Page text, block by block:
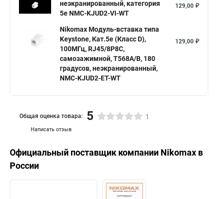
неэкранированный, категория
5e NMC-KJUD2-VI-WT
129,00 ₽
Nikomax Модуль-вставка типа
Keystone, Кат.5е (Класс D),
100МГц, RJ45/8P8C,
самозажимной, T568A/B, 180
градусов, неэкранированный,
NMC-KJUD2-ET-WT
129,00 ₽
Написать отзыв
Общая оценка товара: 5 1
Официальный поставщик компании Nikomax в
России